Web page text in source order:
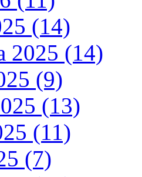
(14)
2025 (14)
(9)
(13)
(11)
(7)